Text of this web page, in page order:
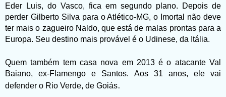
Eder Luis, do Vasco, fica em segundo plano. Depois de
perder Gilberto Silva para o Atlético-MG, o Imortal não deve
ter mais o zagueiro Naldo, que está de malas prontas para a
Europa. Seu destino mais provável é o Udinese, da Itália.
Quem também tem casa nova em 2013 é o atacante Val
Baiano, ex-Flamengo e Santos. Aos 31 anos, ele vai
defender o Rio Verde, de Goiás.